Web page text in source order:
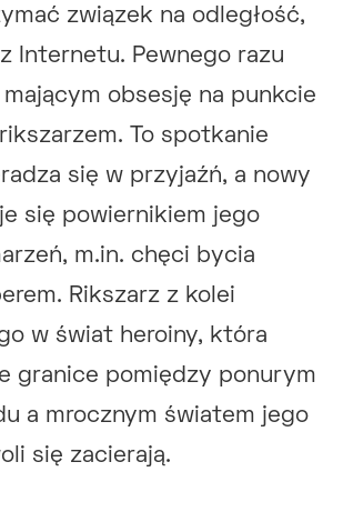
związek na odległość,
Internetu. Pewnego razu
obsesję na punkcie
rikszarzem. To spotkanie
się w przyjaźń, a nowy
się powiernikiem jego
m.in. chęci bycia
Rikszarz z kolei
w świat heroiny, która
granice pomiędzy ponurym
a mrocznym światem jego
się zacierają.